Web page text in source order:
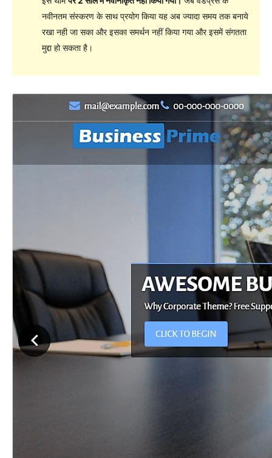
नवीनतम संस्करण के साथ प्रयोग किया यह अब ज्यादा समय तक बनाये
रखा नही जा सका और इसका समर्थन नहीं किया गया और इसमें संगतता
मुद्दा हो सकता है।